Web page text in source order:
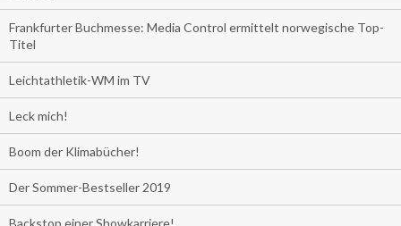
Frankfurter Buchmesse: Media Control ermittelt norwegische Top-
Titel
Leichtathletik-WM im TV
Leck mich!
Boom der Klimabücher!
Der Sommer-Bestseller 2019
Backstop einer Showkarriere!